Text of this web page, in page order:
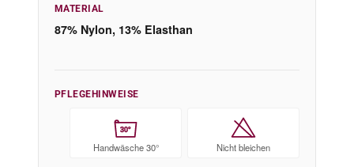
MATERIAL
87% Nylon, 13% Elasthan
PFLEGEHINWEISE
30°
Handwäsche 30° Nicht bleichen